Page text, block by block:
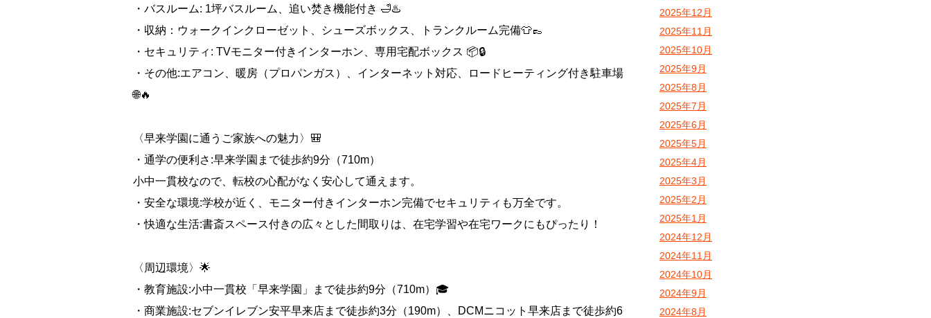
・バスルーム: 1坪バスルーム、追い焚き機能付き 🛁♨️
・収納：ウォークインクローゼット、シューズボックス、トランクルーム完備👕👞
・セキュリティ: TVモニター付きインターホン、専用宅配ボックス 📦🔒
・その他:エアコン、暖房（プロパンガス）、インターネット対応、ロードヒーティング付き駐車場
🌐🔥
〈早来学園に通うご家族への魅力〉🎒
・通学の便利さ:早来学園まで徒歩約9分（710m）
小中一貫校なので、転校の心配がなく安心して通えます。
・安全な環境:学校が近く、モニター付きインターホン完備でセキュリティも万全です。
・快適な生活:書斎スペース付きの広々とした間取りは、在宅学習や在宅ワークにもぴったり！
〈周辺環境〉🌟
・教育施設:小中一貫校「早来学園」まで徒歩約9分（710m）🎓
・商業施設:セブンイレブン安平早来店まで徒歩約3分（190m）、DCMニコット早来店まで徒歩約6
2025年12月
2025年11月
2025年10月
2025年9月
2025年8月
2025年7月
2025年6月
2025年5月
2025年4月
2025年3月
2025年2月
2025年1月
2024年12月
2024年11月
2024年10月
2024年9月
2024年8月